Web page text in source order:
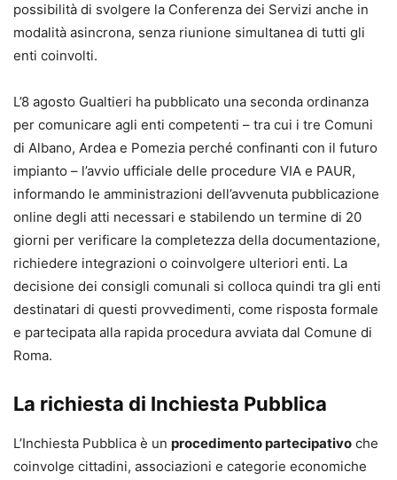
possibilità di svolgere la Conferenza dei Servizi anche in
modalità asincrona, senza riunione simultanea di tutti gli
enti coinvolti.
L’8 agosto Gualtieri ha pubblicato una seconda ordinanza
per comunicare agli enti competenti – tra cui i tre Comuni
di Albano, Ardea e Pomezia perché confinanti con il futuro
impianto – l’avvio ufficiale delle procedure VIA e PAUR,
informando le amministrazioni dell’avvenuta pubblicazione
online degli atti necessari e stabilendo un termine di 20
giorni per verificare la completezza della documentazione,
richiedere integrazioni o coinvolgere ulteriori enti. La
decisione dei consigli comunali si colloca quindi tra gli enti
destinatari di questi provvedimenti, come risposta formale
e partecipata alla rapida procedura avviata dal Comune di
Roma.
La richiesta di Inchiesta Pubblica
L’Inchiesta Pubblica è un procedimento partecipativo che
coinvolge cittadini, associazioni e categorie economiche